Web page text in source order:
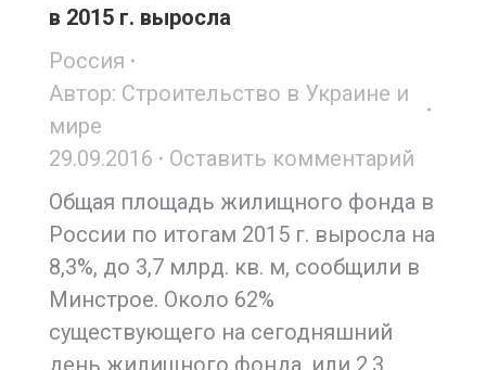
в 2015 г. выросла
Россия
Автор: Строительство в Украине и
мире
29.09.2016
Оставить комментарий
Общая площадь жилищного фонда в
России по итогам 2015 г. выросла на
8,3%, до 3,7 млрд. кв. м, сообщили в
Минстрое. Около 62%
существующего на сегодняшний
день жилищного фонда, или 2,3